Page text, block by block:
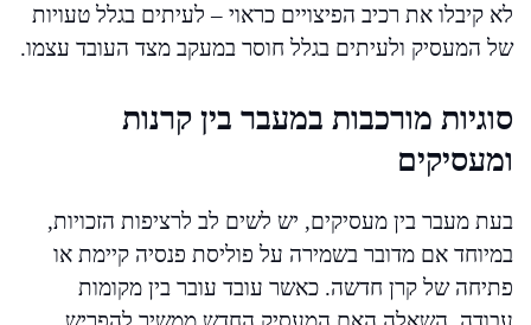
לא קיבלו את רכיב הפיצויים כראוי – לעיתים בגלל טעויות
של המעסיק ולעיתים בגלל חוסר במעקב מצד העובד עצמו.
סוגיות מורכבות במעבר בין קרנות
ומעסיקים
בעת מעבר בין מעסיקים, יש לשים לב לרציפות הזכויות,
במיוחד אם מדובר בשמירה על פוליסת פנסיה קיימת או
פתיחה של קרן חדשה. כאשר עובד עובר בין מקומות